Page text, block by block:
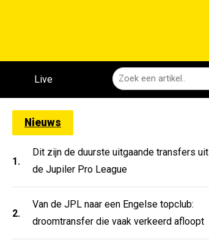
Live
Nieuws
1.
Dit zijn de duurste uitgaande transfers uit
de Jupiler Pro League
2.
Van de JPL naar een Engelse topclub:
droomtransfer die vaak verkeerd afloopt